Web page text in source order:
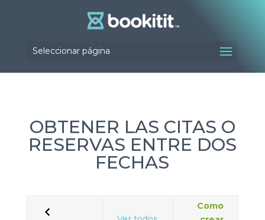
Seleccionar página
OBTENER LAS CITAS O
RESERVAS ENTRE DOS
FECHAS
Como